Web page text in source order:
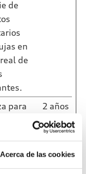
Acerca de las cookies
de
en
de
para
Analytics
del
2 años